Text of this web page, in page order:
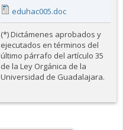
eduhac005.doc
(*) Dictámenes aprobados y
ejecutados en términos del
último párrafo del artículo 35
de la Ley Orgánica de la
Universidad de Guadalajara.